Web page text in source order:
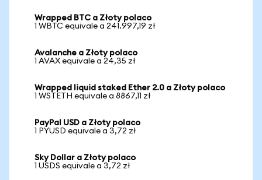
Wrapped BTC a Złoty polaco
1 WBTC equivale a 241.997,19 zł
Avalanche a Złoty polaco
1 AVAX equivale a 24,35 zł
Wrapped liquid staked Ether 2.0 a Złoty polaco
1 WSTETH equivale a 8867,11 zł
PayPal USD a Złoty polaco
1 PYUSD equivale a 3,72 zł
Sky Dollar a Złoty polaco
1 USDS equivale a 3,72 zł